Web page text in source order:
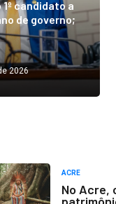
1º candidato a
de governo;
2026
ACRE
No Acre,